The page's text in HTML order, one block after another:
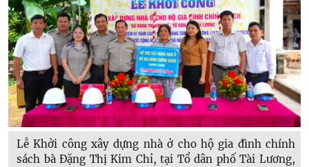
Lễ Khởi công xây dựng nhà ở cho hộ gia đình chính
sách bà Đặng Thị Kim Chỉ, tại Tổ dân phố Tài Lương,